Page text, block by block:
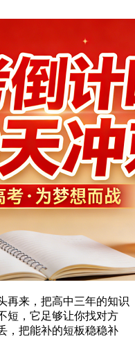
再来，把高中三年的知识
短，它足够让你找对方
，把能补的短板稳稳补